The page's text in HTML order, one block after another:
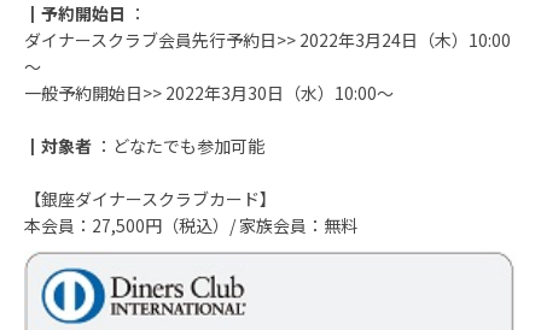
┃予約開始日 ：
ダイナースクラブ会員先行予約日>> 2022年3月24日（木）10:00
～
一般予約開始日>> 2022年3月30日（水）10:00～
┃対象者 ：どなたでも参加可能
【銀座ダイナースクラブカード】
本会員：27,500円（税込）/ 家族会員：無料